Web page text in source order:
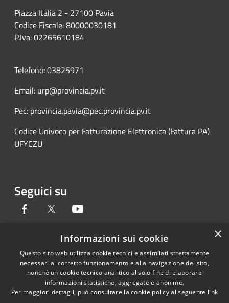
Piazza Italia 2 - 27100 Pavia
Codice Fiscale: 80000030181
P.Iva: 02265610184
Telefono: 03825971
Email: urp@provincia.pv.it
Pec: provincia.pavia@pec.provincia.pv.it
Codice Univoco per Fatturazione Elettronica (Fattura PA)
UFYCZU
Seguici su
Facebook Twitter
RSS
Accessibilità
Cookie
Copyright © 2026 • Provincia di
Pavia • Powered by
Municipium•Accesso
redazione
×
Informazioni sui cookie
Questo sito web utilizza cookie tecnici e assimilati strettamente
necessari al corretto funzionamento e alla navigazione del sito,
nonché un cookie tecnico analitico al solo fine di elaborare
informazioni statistiche, aggregate e anonime.
Per maggiori dettagli, può consultare la cookie policy al seguente link